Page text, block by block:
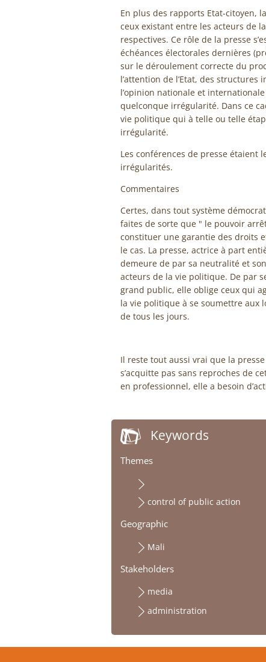
En plus des rapports Etat-citoyen,
ceux existant entre les acteurs de
respectives. Ce rôle de la presse
échéances électorales dernières
sur le déroulement correcte du
l’attention de l’Etat, des
l’opinion nationale et
quelconque irrégularité. Dans ce
vie politique qui à telle ou telle
irrégularité.
Les conférences de presse étaient
irrégularités.
Commentaires
Certes, dans tout système
faites de sorte que " le pouvoir
constituer une garantie des droits
le cas. La presse, actrice à part
demeure de par sa neutralité et
acteurs de la vie politique. De par
grand public, elle oblige ceux qui
la vie politique à se soumettre aux
de tous les jours.
Il reste tout aussi vrai que la
s’acquitte pas sans reproches de
en professionnel, elle a besoin
Keywords
Themes
control of public action
Geographic
Mali
Stakeholders
media
administration